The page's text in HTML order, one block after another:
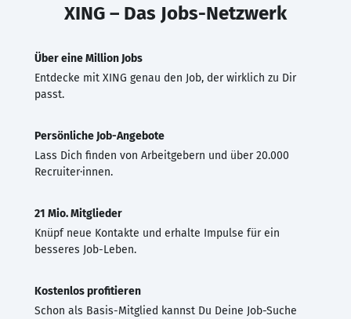
XING – Das Jobs-Netzwerk
Über eine Million Jobs
Entdecke mit XING genau den Job, der wirklich zu Dir
passt.
Persönliche Job-Angebote
Lass Dich finden von Arbeitgebern und über 20.000
Recruiter·innen.
21 Mio. Mitglieder
Knüpf neue Kontakte und erhalte Impulse für ein
besseres Job-Leben.
Kostenlos profitieren
Schon als Basis-Mitglied kannst Du Deine Job-Suche